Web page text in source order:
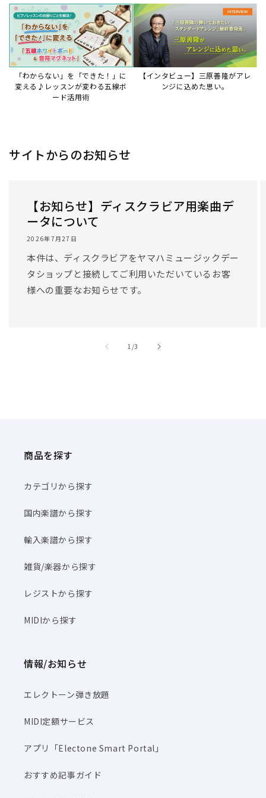
「わからない」を「できた！」に
変える♪レッスンが変わる五線ボ
ード活用術
【インタビュー】三原善隆がアレ
ンジに込めた思い。
サイトからのお知らせ
【お知らせ】ディスクラビア用楽曲デ
ータについて
2026年7月27日
本件は、ディスクラビアをヤマハミュージックデー
タショップと接続してご利用いただいているお客
様への重要なお知らせです。
1 //3
商品を探す
カテゴリから探す
国内楽譜から探す
輸入楽譜から探す
雑貨/楽器から探す
レジストから探す
MIDIから探す
情報/お知らせ
エレクトーン弾き放題
MIDI定額サービス
アプリ「Electone Smart Portal」
おすすめ記事ガイド